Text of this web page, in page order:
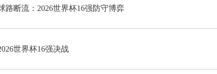
路断流：2026世界杯16强防守博弈
世界杯16强决战